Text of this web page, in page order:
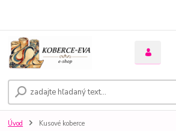
Úvod Kusové koberce